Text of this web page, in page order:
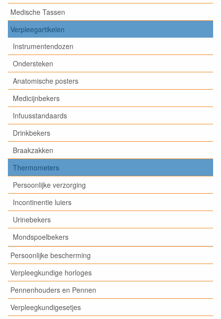
Medische Tassen
Verpleegartikelen
Instrumentendozen
Ondersteken
Anatomische posters
Medicijnbekers
Infuusstandaards
Drinkbekers
Braakzakken
Thermometers
Persoonlijke verzorging
Incontinentie luiers
Urinebekers
Mondspoelbekers
Persoonlijke bescherming
Verpleegkundige horloges
Pennenhouders en Pennen
Verpleegkundigesetjes